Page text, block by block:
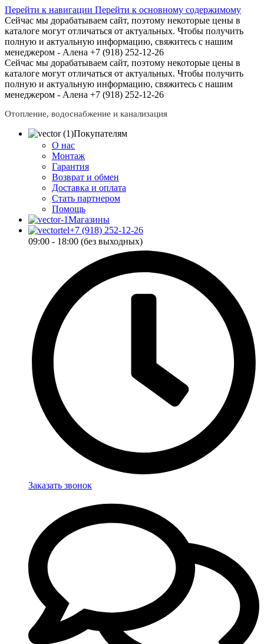
Перейти к навигации Перейти к основному содержимому
Сейчас мы дорабатываем сайт, поэтому некоторые цены в
каталоге могут отличаться от актуальных. Чтобы получить
полную и актуальную информацию, свяжитесь с нашим
менеджером - Алена +7 (918) 252-12-26
Сейчас мы дорабатываем сайт, поэтому некоторые цены в
каталоге могут отличаться от актуальных. Чтобы получить
полную и актуальную информацию, свяжитесь с нашим
менеджером - Алена +7 (918) 252-12-26
Отопление, водоснабжение и канализация
Покупателям
О нас
Монтаж
Гарантия
Возврат и обмен
Доставка и оплата
Стать партнером
Помощь
Магазины
+7 (918) 252-12-26
09:00 - 18:00 (без выходных)
Заказать звонок